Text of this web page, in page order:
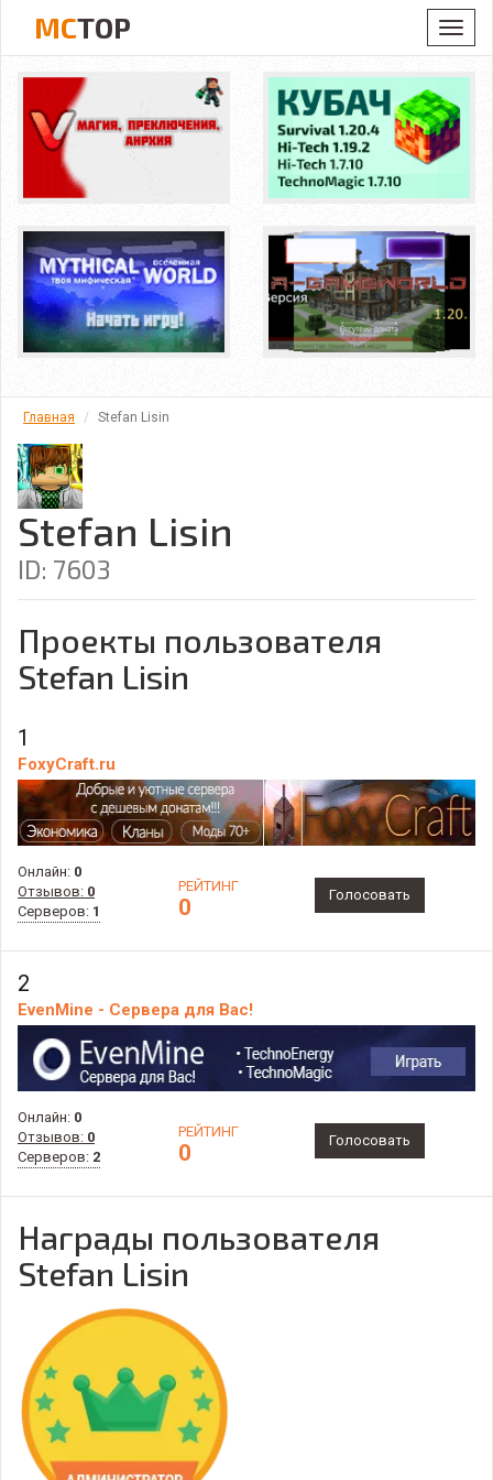
MCTOP
Главная Stefan Lisin
Stefan Lisin
ID: 7603
Проекты пользователя
Stefan Lisin
1
FoxyCraft.ru
Онлайн: 0
Отзывов: 0
Серверов: 1
РЕЙТИНГ
0 Голосовать
2
EvenMine - Сервера для Вас!
Онлайн: 0
Отзывов: 0
Серверов: 2
РЕЙТИНГ
0 Голосовать
Награды пользователя
Stefan Lisin